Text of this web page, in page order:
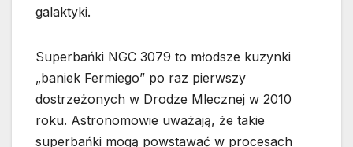
galaktyki.
Superbańki NGC 3079 to młodsze kuzynki
„baniek Fermiego” po raz pierwszy
dostrzeżonych w Drodze Mlecznej w 2010
roku. Astronomowie uważają, że takie
superbańki mogą powstawać w procesach